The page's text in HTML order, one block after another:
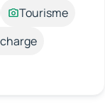
Tourisme